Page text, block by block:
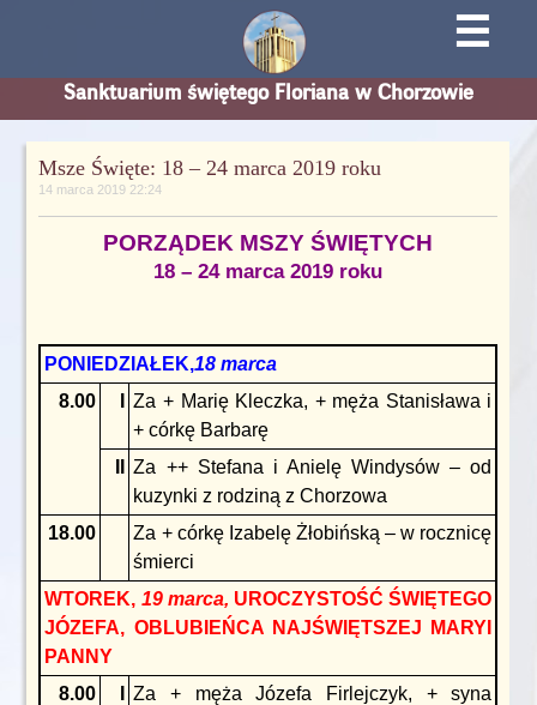
☰
Sanktuarium świętego Floriana w Chorzowie
Msze Święte: 18 – 24 marca 2019 roku
14 marca 2019 22:24
PORZĄDEK MSZY ŚWIĘTYCH
18 – 24 marca 2019 roku
PONIEDZIAŁEK,18 marca
8.00
Za + Marię Kleczka, + męża Stanisława i
+ córkę Barbarę
Za ++ Stefana i Anielę Windysów – od
kuzynki z rodziną z Chorzowa
18.00
Za + córkę Izabelę Żłobińską – w rocznicę
śmierci
WTOREK, 19 marca, UROCZYSTOŚĆ ŚWIĘTEGO
JÓZEFA, OBLUBIEŃCA NAJŚWIĘTSZEJ MARYI
PANNY
8.00
Za + męża Józefa Firlejczyk, + syna